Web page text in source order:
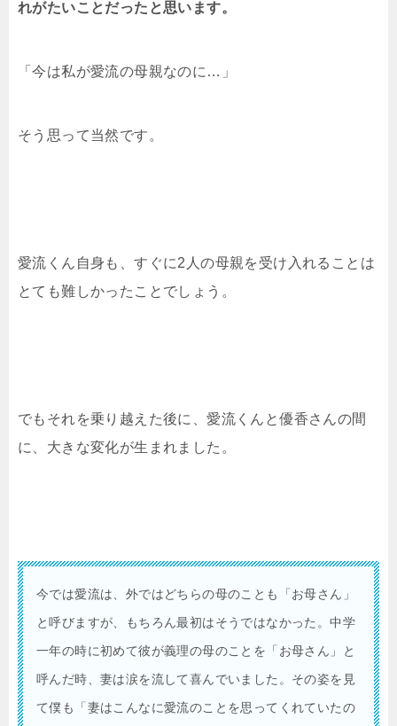
れがたいことだったと思います。
「今は私が愛流の母親なのに…」
そう思って当然です。
愛流くん自身も、すぐに2人の母親を受け入れることは
とても難しかったことでしょう。
でもそれを乗り越えた後に、愛流くんと優香さんの間
に、大きな変化が生まれました。
今では愛流は、外ではどちらの母のことも「お母さん」
と呼びますが、もちろん最初はそうではなかった。中学
一年の時に初めて彼が義理の母のことを「お母さん」と
呼んだ時、妻は涙を流して喜んでいました。その姿を見
て僕も「妻はこんなに愛流のことを思ってくれていたの